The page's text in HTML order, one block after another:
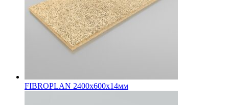
FIBROPLAN 2400х600х14мм